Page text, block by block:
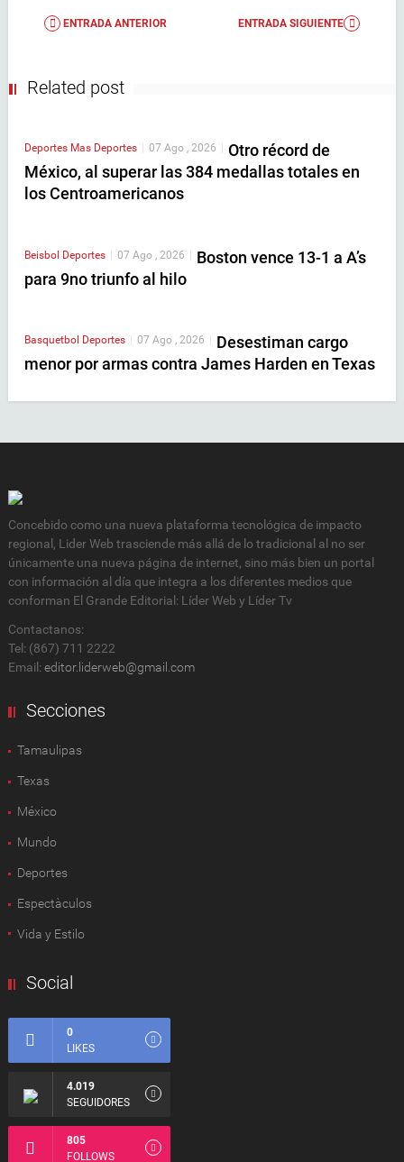
ENTRADA ANTERIOR ENTRADA SIGUIENTE
Related post
Deportes Mas Deportes 07 Ago , 2026
Otro récord de
México, al superar las 384 medallas totales en
los Centroamericanos
Beisbol Deportes | 07 Ago , 2026 | Boston vence 13-1 a A’s
para 9no triunfo al hilo
Basquetbol Deportes 07 Ago , 2026
Desestiman cargo
menor por armas contra James Harden en Texas
Concebido como una nueva plataforma tecnológica de impacto
regional, Lider Web trasciende más allá de lo tradicional al no ser
únicamente una nueva página de internet, sino más bien un portal
con información al día que integra a los diferentes medios que
conforman El Grande Editorial: Líder Web y Líder Tv
Contactanos:
Tel: (867) 711 2222
Email: editor.liderweb@gmail.com
Secciones
Tamaulipas
Texas
México
Mundo
Deportes
Espectàculos
Vida y Estilo
Social
0
LIKES
4.019
SEGUIDORES
805
FOLLOWS